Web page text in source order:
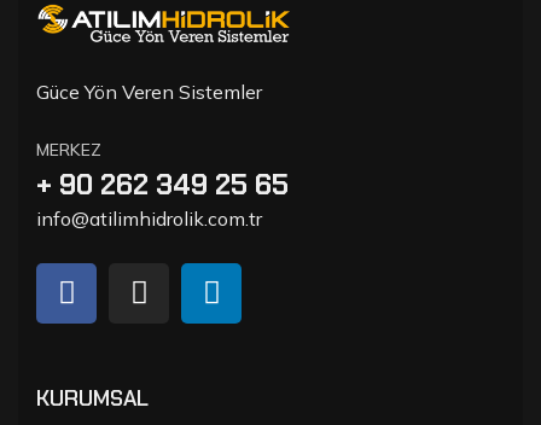
Güce Yön Veren Sistemler
MERKEZ
+ 90 262 349 25 65
info@atilimhidrolik.com.tr
KURUMSAL